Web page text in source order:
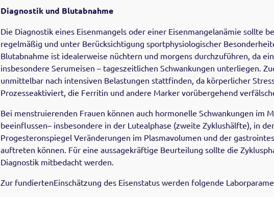
Diagnostik und Blutabnahme
Die Diagnostik eines Eisenmangels oder einer Eisenmangelanämie sollte
regelmäßig und unter Berücksichtigung sportphysiologischer
Blutabnahme ist idealerweise nüchtern und morgens durchzuführen, da
insbesondere Serumeisen – tageszeitlichen Schwankungen unterliegen.
unmittelbar nach intensiven Belastungen stattfinden, da körperlicher
Prozesseaktiviert, die Ferritin und andere Marker vorübergehend
Bei menstruierenden Frauen können auch hormonelle Schwankungen im
beeinflussen– insbesondere in der Lutealphase (zweite Zyklushälfte), in
Progesteronspiegel Veränderungen im Plasmavolumen und der
auftreten können. Für eine aussagekräftige Beurteilung sollte die
Diagnostik mitbedacht werden.
Zur fundiertenEinschätzung des Eisenstatus werden folgende